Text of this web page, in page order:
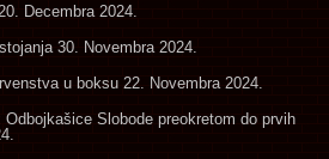
20. Decembra 2024.
30. Novembra 2024.
u boksu 22. Novembra 2024.
Slobode preokretom do prvih